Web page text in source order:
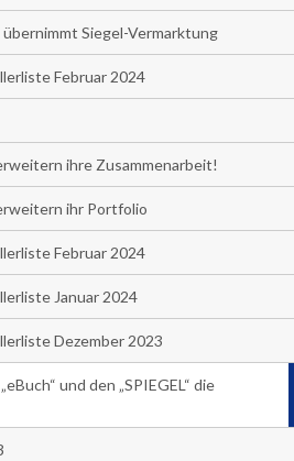
Siegel-Vermarktung
Februar 2024
ihre Zusammenarbeit!
ihr Portfolio
Februar 2024
Januar 2024
Dezember 2023
und den „SPIEGEL“ die